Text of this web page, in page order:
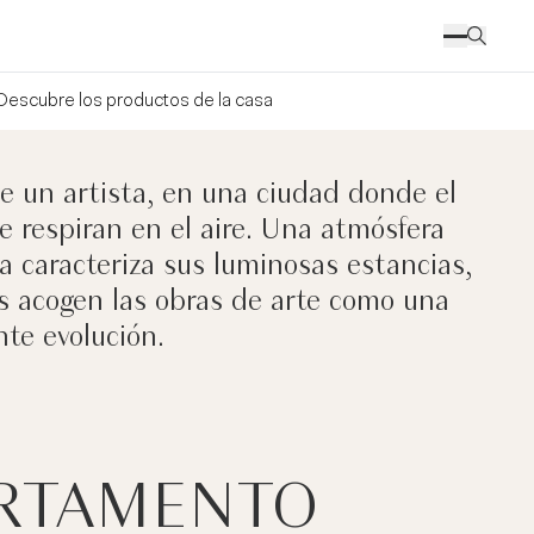
los productos de la casa
un artista, en una ciudad donde el
respiran en el aire. Una atmósfera
caracteriza sus luminosas estancias,
acogen las obras de arte como una
evolución.